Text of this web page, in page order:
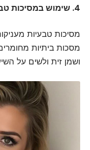
4. שימוש במסיכות טבעיות
מסיכות טבעיות
מסכות ביתיות
ושמן זית ולשים על